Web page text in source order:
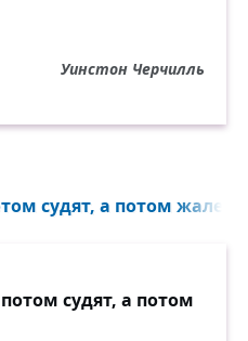
Уинстон Черчилль
судят, а потом
судят, а потом